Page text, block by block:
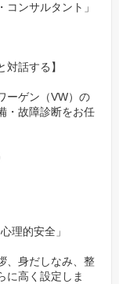
日が「最高の
時代錯誤な考え
上）。
ンサルタント」
対話する】
ーゲン（VW）の
・故障診断をお任
理的安全」
、身だしなみ、整
に高く設定しま